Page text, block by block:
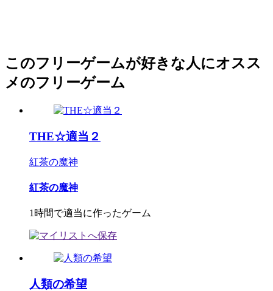
このフリーゲームが好きな人にオスス
メのフリーゲーム
THE☆適当２
紅茶の魔神
紅茶の魔神
1時間で適当に作ったゲーム
人類の希望